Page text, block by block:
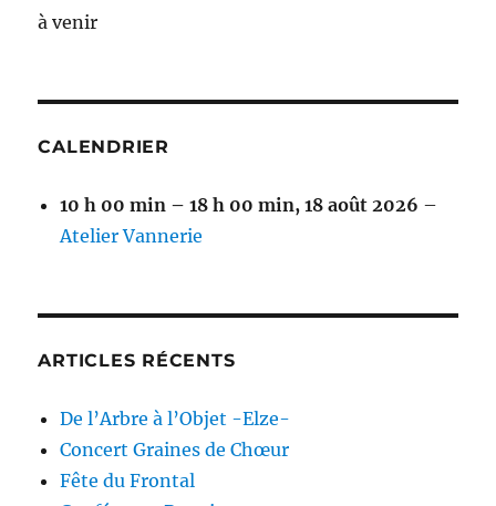
à venir
CALENDRIER
10 h 00 min – 18 h 00 min,18 août 2026 –
Atelier Vannerie
ARTICLES RÉCENTS
De l’Arbre à l’Objet -Elze-
Concert Graines de Chœur
Fête du Frontal